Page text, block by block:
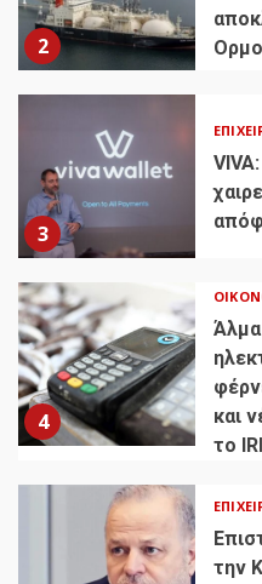
2
3
4
Άλμα
και
το
την